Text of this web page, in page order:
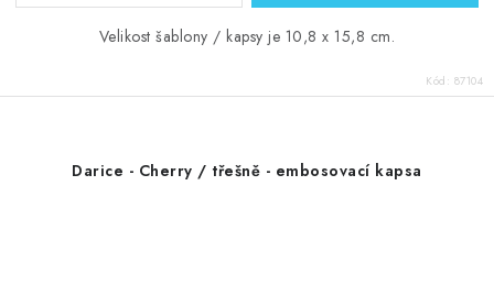
Velikost šablony / kapsy je 10,8 x 15,8 cm.
Kód: 87104
Darice - Cherry / třešně - embosovací kapsa